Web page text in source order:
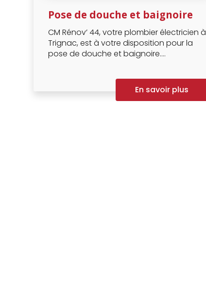
Pose de douche et baignoire
CM Rénov’ 44, votre plombier électricien à
Trignac, est à votre disposition pour la
pose de douche et baignoire....
En savoir plus